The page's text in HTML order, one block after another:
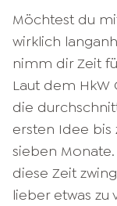
Möchtest du
wirklich
nimm dir Zeit
Laut dem
die
ersten Idee bis
sieben
diese Zeit
lieber etwas zu